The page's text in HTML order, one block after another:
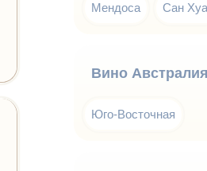
Мендоса Сан
Вино Австралия
Юго-Восточная